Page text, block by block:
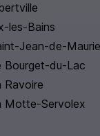
les-Bains
Jean-de-
Bourget-du-Lac
Ravoire
Motte-Servolex